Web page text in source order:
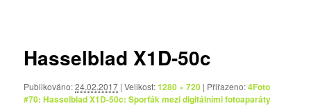
Hasselblad X1D-50c
Publikováno:24.02.2017 | Velikost:1280 × 720 | Přiřazeno:4Foto
#70: Hasselblad X1D-50c: Sporťák mezi digitálními fotoaparáty